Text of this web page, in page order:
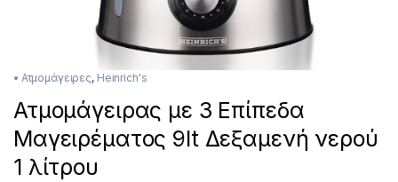
• Ατμομάγειρες, Heinrich's
Ατμομάγειρας με 3 Επίπεδα
Μαγειρέματος 9lt Δεξαμενή νερού
1 λίτρου